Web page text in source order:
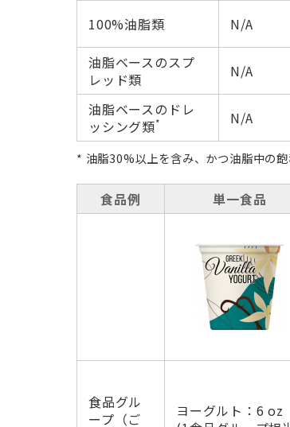
100%油脂類
N/A
油脂ベースのスプ
レッド類
N/A
油脂ベースのドレ
ッシング類* N/A
* 油脂30%以上を含み、かつ油脂中の
食品例 単一食品
食品グル
ープ（ご
ヨーグルト：6 oz